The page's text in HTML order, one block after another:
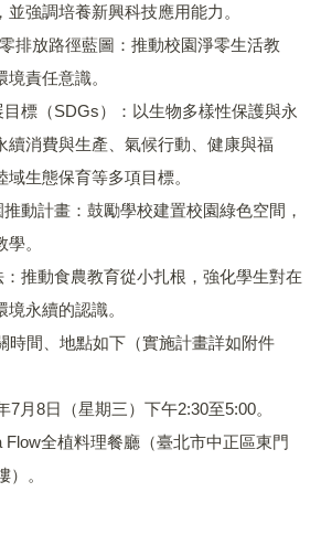
強調培養新興科技應用能力。
排放路徑藍圖：推動校園淨零生活教
責任意識。
標（SDGs）：以生物多樣性保護與永
續消費與生產、氣候行動、健康與福
生態保育等多項目標。
動計畫：鼓勵學校建置校園綠色空間，
。
推動食農教育從小扎根，強化學生對在
永續的認識。
間、地點如下（實施計畫詳如附件
8日（星期三）下午2:30至5:00。
全植料理餐廳（臺北市中正區東門
）。